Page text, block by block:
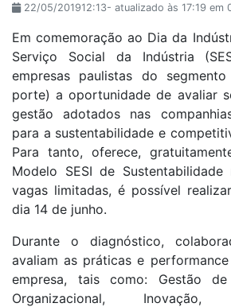
22/05/201912:13- atualizado às 17:19 em
Em comemoração ao Dia da
Serviço Social da Indústria
empresas paulistas do
porte) a oportunidade de avaliar
gestão adotados nas
para a sustentabilidade e
Para tanto, oferece,
Modelo SESI de
vagas limitadas, é possível
dia 14 de junho.
Durante o diagnóstico,
avaliam as práticas e
empresa, tais como: Gestão de
Organizacional,